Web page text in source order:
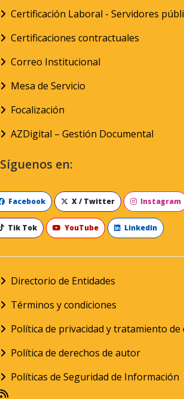
Certificación Laboral - Servidores
Certificaciones contractuales
Correo Institucional
Mesa de Servicio
Focalización
AZDigital – Gestión Documental
Síguenos en:
Facebook X / Twitter Instagram
Tik Tok YouTube Linkedin
Directorio de Entidades
Términos y condiciones
Política de privacidad y tratamiento
Política de derechos de autor
Políticas de Seguridad de Información